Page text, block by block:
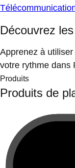
Découvrez
Apprenez à
votre rythme dans
Produits
Produits de